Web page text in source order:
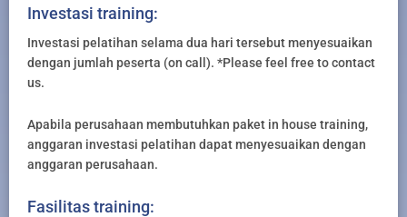
Investasi training:
Investasi pelatihan selama dua hari tersebut menyesuaikan
dengan jumlah peserta (on call). *Please feel free to contact
us.
Apabila perusahaan membutuhkan paket in house training,
anggaran investasi pelatihan dapat menyesuaikan dengan
anggaran perusahaan.
Fasilitas training: